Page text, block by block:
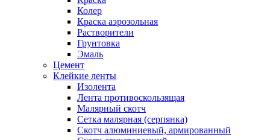
Колер
Краска аэрозольная
Растворители
Грунтовка
Эмаль
Цемент
Клейкие ленты
Изолента
Лента противоскользящая
Малярный скотч
Сетка малярная (серпянка)
Скотч алюминиевый, армированный